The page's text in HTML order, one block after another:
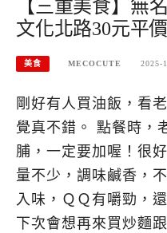
【三重美食】無
文化北路30元平
美食 MECOCUTE 2025-
剛好有人買油飯，看
覺真不錯。 點餐時，
脯，一定要加喔！很
量不少，調味鹹香，
入味，ＱＱ有嚼勁，
下次會想再來買炒麵